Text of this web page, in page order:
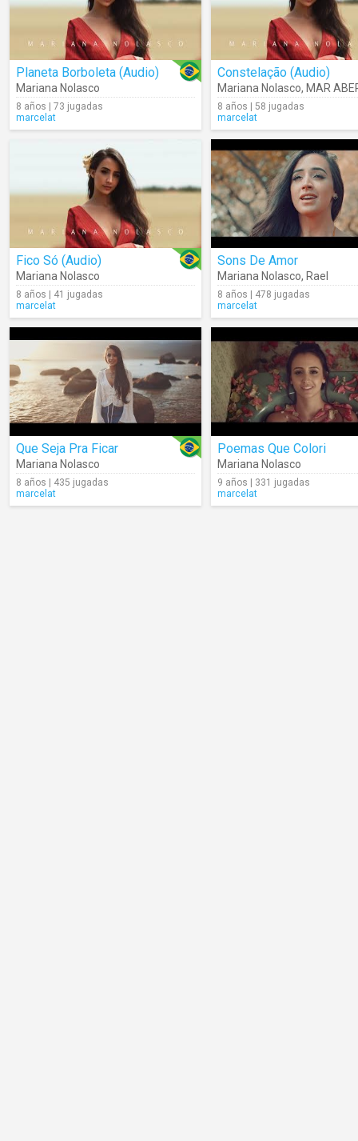
Planeta Borboleta (Audio)
Mariana Nolasco
8 años | 73 jugadas
marcelat
Constelação (Audio)
Mariana Nolasco, MAR
8 años | 58 jugadas
marcelat
Fico Só (Audio)
Mariana Nolasco
8 años | 41 jugadas
marcelat
Sons De Amor
Mariana Nolasco, Rael
8 años | 478 jugadas
marcelat
Que Seja Pra Ficar
Mariana Nolasco
8 años | 435 jugadas
marcelat
Poemas Que Colori
Mariana Nolasco
9 años | 331 jugadas
marcelat